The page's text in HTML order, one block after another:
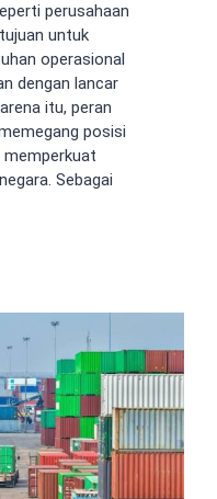
perusahaan
untuk
operasional
dengan lancar
itu, peran
posisi
Sebagai